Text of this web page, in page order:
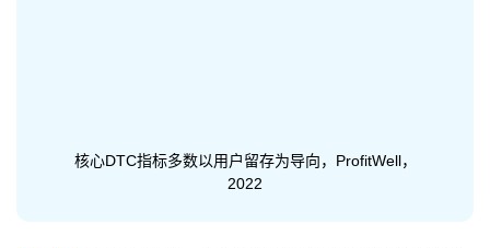
核心DTC指标多数以用户留存为导向，ProfitWell，
2022